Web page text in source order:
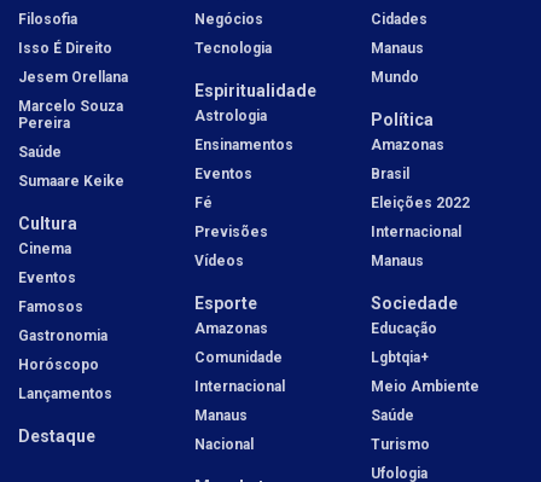
Filosofia
Isso É Direito
Jesem Orellana
Marcelo Souza
Pereira
Saúde
Sumaare Keike
Cultura
Cinema
Eventos
Famosos
Gastronomia
Horóscopo
Lançamentos
Destaque
Negócios
Tecnologia
Espiritualidade
Astrologia
Ensinamentos
Eventos
Fé
Previsões
Vídeos
Esporte
Amazonas
Comunidade
Internacional
Manaus
Nacional
Cidades
Manaus
Mundo
Política
Amazonas
Brasil
Eleições 2022
Internacional
Manaus
Sociedade
Educação
Lgbtqia+
Meio Ambiente
Saúde
Turismo
Ufologia